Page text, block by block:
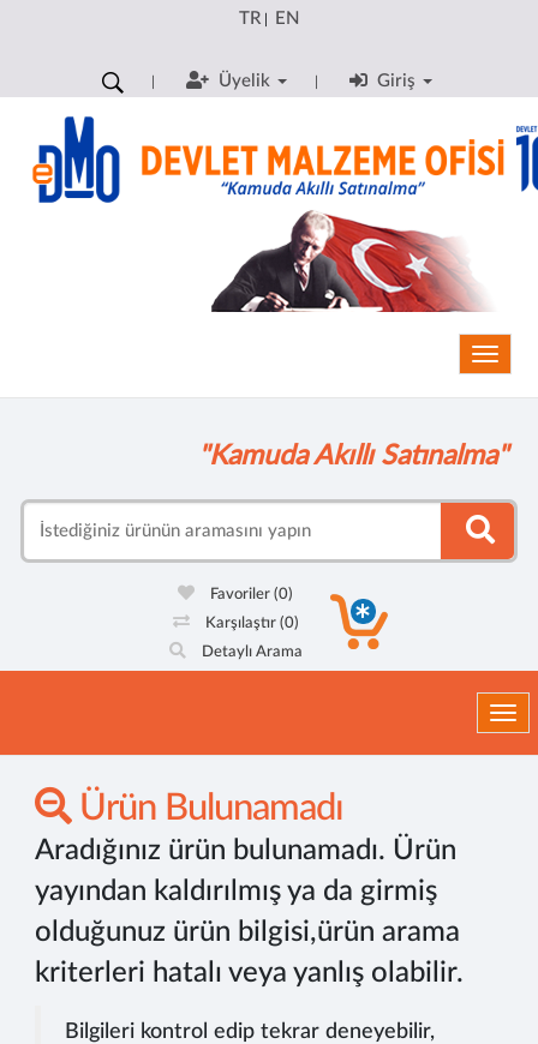
TR| EN
Üyelik Giriş
"Kamuda Akıllı Satınalma"
Favoriler(0)
Karşılaştır (0)
Detaylı Arama
Ürün Bulunamadı
Aradığınız ürün bulunamadı. Ürün
yayından kaldırılmış ya da girmiş
olduğunuz ürün bilgisi,ürün arama
kriterleri hatalı veya yanlış olabilir.
Bilgileri kontrol edip tekrar deneyebilir,